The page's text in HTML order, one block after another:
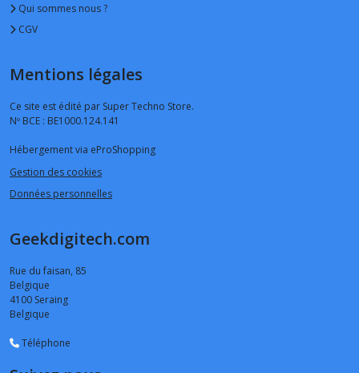
Qui sommes nous ?
CGV
Mentions légales
Ce site est édité par Super Techno Store.
Nº BCE : BE1000.124.141
Hébergement via eProShopping
Gestion des cookies
Données personnelles
Geekdigitech.com
Rue du faisan, 85
Belgique
4100 Seraing
Belgique
Téléphone